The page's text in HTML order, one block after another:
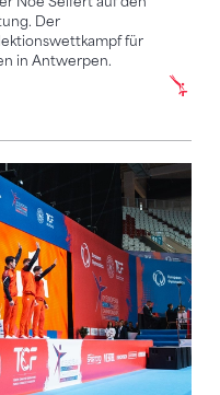
Der
für
in Antwerpen.
Finaltickets gelöst